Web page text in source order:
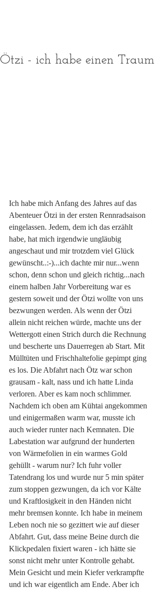
Ötzi - ich habe einen Traum
Ich habe mich Anfang des Jahres auf das
Abenteuer Ötzi in der ersten Rennradsaison
eingelassen. Jedem, dem ich das erzählt
habe, hat mich irgendwie ungläubig
angeschaut und mir trotzdem viel Glück
gewünscht..:-)...ich dachte mir nur...wenn
schon, denn schon und gleich richtig...nach
einem halben Jahr Vorbereitung war es
gestern soweit und der Ötzi wollte von uns
bezwungen werden. Als wenn der Ötzi
allein nicht reichen würde, machte uns der
Wettergott einen Strich durch die Rechnung
und bescherte uns Dauerregen ab Start. Mit
Mülltüten und Frischhaltefolie gepimpt ging
es los. Die Abfahrt nach Ötz war schon
grausam - kalt, nass und ich hatte Linda
verloren. Aber es kam noch schlimmer.
Nachdem ich oben am Kühtai angekommen
und einigermaßen warm war, musste ich
auch wieder runter nach Kemnaten. Die
Labestation war aufgrund der hunderten
von Wärmefolien in ein warmes Gold
gehüllt - warum nur? Ich fuhr voller
Tatendrang los und wurde nur 5 min später
zum stoppen gezwungen, da ich vor Kälte
und Kraftlosigkeit in den Händen nicht
mehr bremsen konnte. Ich habe in meinem
Leben noch nie so gezittert wie auf dieser
Abfahrt. Gut, dass meine Beine durch die
Klickpedalen fixiert waren - ich hätte sie
sonst nicht mehr unter Kontrolle gehabt.
Mein Gesicht und mein Kiefer verkrampfte
und ich war eigentlich am Ende. Aber ich